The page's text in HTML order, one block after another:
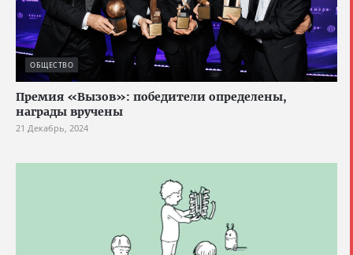
ОБЩЕСТВО
Премия «Вызов»: победители определены,
награды вручены
21 Декабрь, 2024